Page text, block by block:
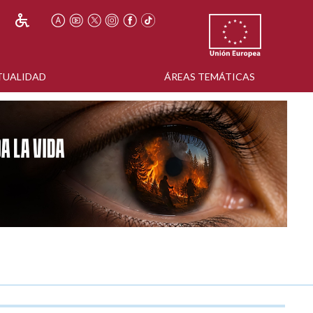
ÁREAS TEMÁTICAS